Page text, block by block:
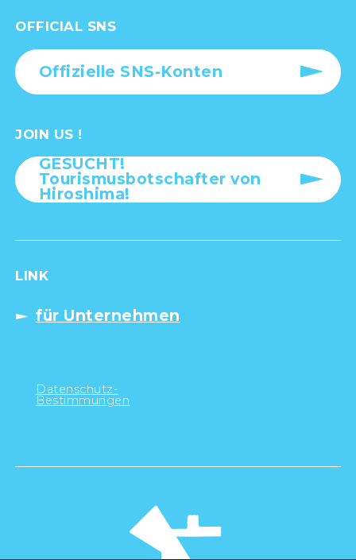
OFFICIAL SNS
Offizielle SNS-Konten
JOIN US !
GESUCHT!
Tourismusbotschafter von
Hiroshima!
LINK
für Unternehmen
Datenschutz-
Bestimmungen